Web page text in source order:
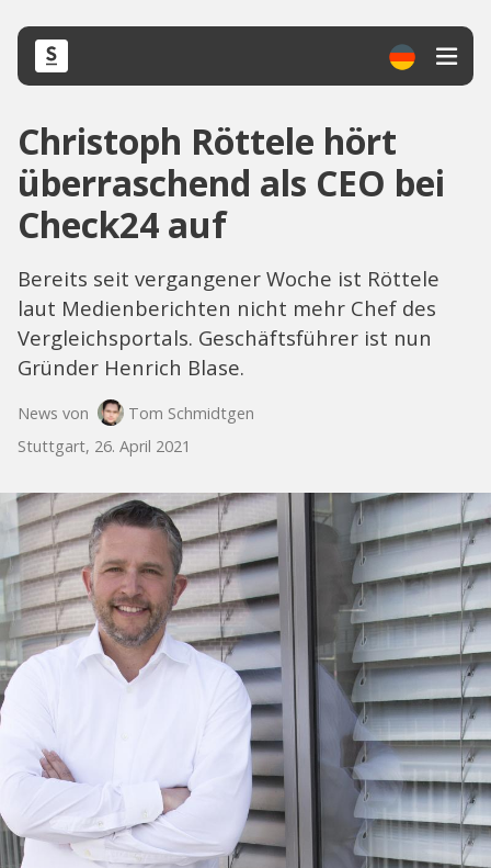
Christoph Röttele hört
überraschend als CEO bei
Check24 auf
Bereits seit vergangener Woche ist Röttele
laut Medienberichten nicht mehr Chef des
Vergleichsportals. Geschäftsführer ist nun
Gründer Henrich Blase.
News von
Tom Schmidtgen
Stuttgart, 26. April 2021